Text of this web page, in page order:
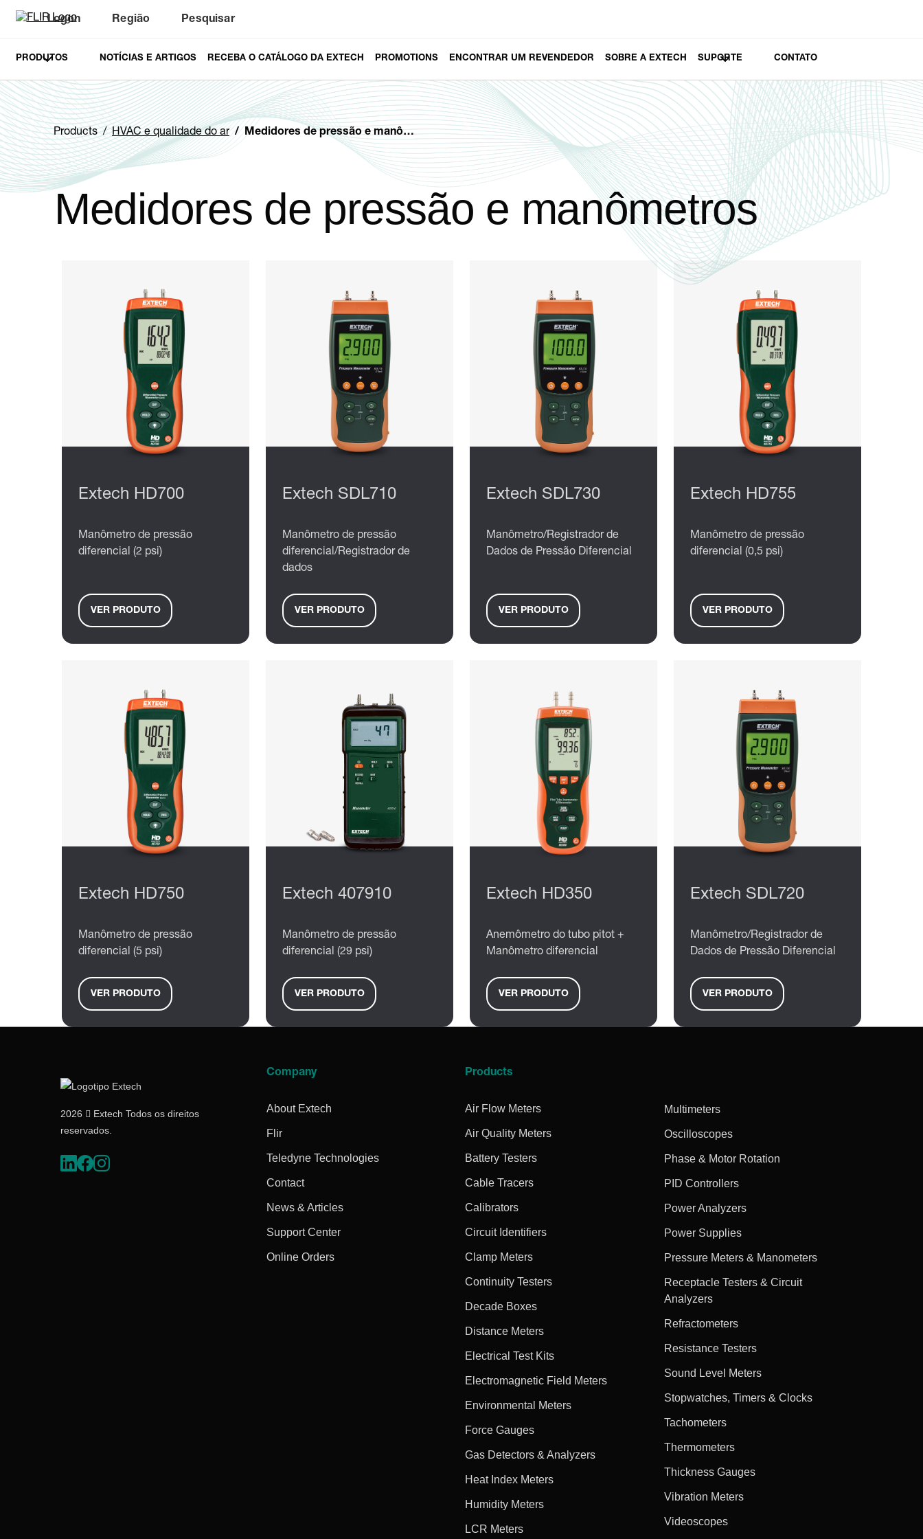
Logon Região Pesquisar
PRODUTOS NOTÍCIAS E ARTIGOS RECEBA O CATÁLOGO DA EXTECH PROMOTIONS ENCONTRAR UM REVENDEDOR SOBRE A EXTECH SUPORTE CONTATO
Products HVAC e qualidade do ar Medidores de pressão e manômetros
Medidores de pressão e manômetros
Extech HD700
Manômetro de pressão
diferencial (2 psi)
VER PRODUTO
Extech SDL710
Manômetro de pressão
diferencial/Registrador de
dados
VER PRODUTO
Extech SDL730
Manômetro/Registrador de
Dados de Pressão Diferencial
VER PRODUTO
Extech HD755
Manômetro de pressão
diferencial (0,5 psi)
VER PRODUTO
Extech HD750
Manômetro de pressão
diferencial (5 psi)
VER PRODUTO
Extech 407910
Manômetro de pressão
diferencial (29 psi)
VER PRODUTO
Extech HD350
Anemômetro do tubo pitot +
Manômetro diferencial
VER PRODUTO
Extech SDL720
Manômetro/Registrador de
Dados de Pressão Diferencial
VER PRODUTO
2026  Extech Todos os direitos
reservados.
Company
About Extech
Flir
Teledyne Technologies
Contact
News & Articles
Support Center
Online Orders
Products
Air Flow Meters
Air Quality Meters
Battery Testers
Cable Tracers
Calibrators
Circuit Identifiers
Clamp Meters
Continuity Testers
Decade Boxes
Distance Meters
Electrical Test Kits
Electromagnetic Field Meters
Environmental Meters
Force Gauges
Gas Detectors & Analyzers
Heat Index Meters
Humidity Meters
LCR Meters
Multimeters
Oscilloscopes
Phase & Motor Rotation
PID Controllers
Power Analyzers
Power Supplies
Pressure Meters & Manometers
Receptacle Testers & Circuit
Analyzers
Refractometers
Resistance Testers
Sound Level Meters
Stopwatches, Timers & Clocks
Tachometers
Thermometers
Thickness Gauges
Vibration Meters
Videoscopes